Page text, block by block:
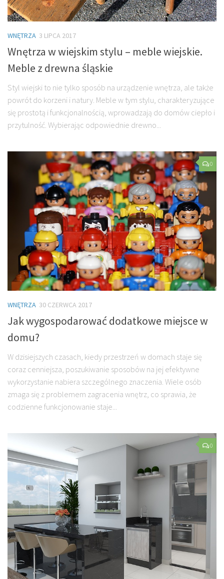
WNĘTRZA 3 LIPCA 2017
Wnętrza w wiejskim stylu – meble wiejskie.
Meble z drewna śląskie
Styl wiejski to nie tylko sposób na urządzenie wnętrza, ale także
powrót do korzeni i natury. Meble w tym stylu, charakteryzujące
się prostotą i funkcjonalnością, wprowadzają do domów ciepło i
przytulność. Wybierając odpowiednie drewno...
0
WNĘTRZA 30 CZERWCA 2017
Jak wygospodarować dodatkowe miejsce w
domu?
W dzisiejszych czasach, kiedy przestrzeń w domach staje się
coraz cenniejsza, poszukiwanie sposobów na jej efektywne
wykorzystanie nabiera szczególnego znaczenia. Wiele osób
zmaga się z problemem zagracenia wnętrz, co sprawia, że
codzienne funkcjonowanie staje...
0